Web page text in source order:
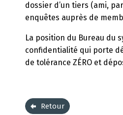
dossier d’un tiers (ami,
enquêtes auprès de
La position du Bureau du
confidentialité qui porte
de tolérance ZÉRO et
Retour